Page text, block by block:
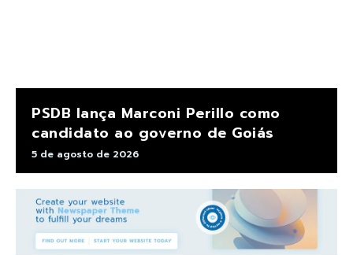
PSDB lança Marconi Perillo como
candidato ao governo de Goiás
5 de agosto de 2026